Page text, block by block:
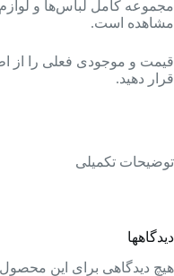
مجموعه کامل لباس‌ها و
مشاهده است.
قیمت و موجودی فعلی را از
قرار دهید.
توضیحات تکمیلی
دیدگاهها
هیچ دیدگاهی برای این